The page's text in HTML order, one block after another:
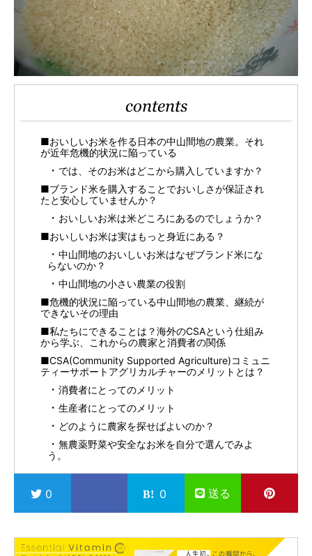
contents
■おいしいお米を作る日本の中山間地の農業。それ
が近年危機的状況に陥っている
では、そのお米はどこから購入していますか？
■ブランド米を購入することでおいしさが保証され
たと安心していませんか？
おいしいお米は米どころにあるのでしょうか？
■おいしいお米は実はもっと身近にある？
中山間地のおいしいお米はなぜブランド米にな
らないのか？
中山間地の小さい農業の役割
■危機的状況に陥っている中山間地の農業、継続が
できないその理由
■私たちにできることは？海外のCSAという仕組み
から学ぶ、これからの農家と消費者の関係
■CSA(Community Supported Agriculture)コミュニ
ティーサポートアグリカルチャーのメリットとは？
消費者にとってのメリット
生産者にとってのメリット
どのように農家を探せばよいのか？
無農薬野菜や安全なお米を自分で選んでみよ
う。
0 0 送る